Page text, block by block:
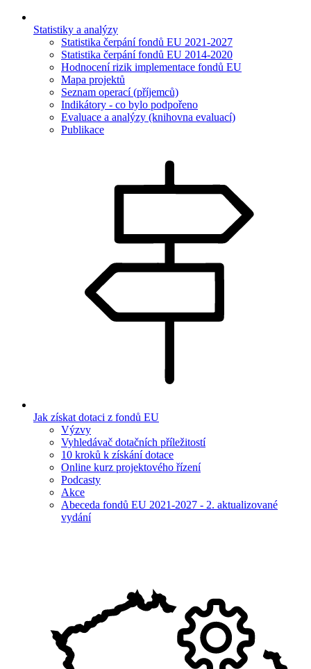
Statistiky a analýzy
Statistika čerpání fondů EU 2021-2027
Statistika čerpání fondů EU 2014-2020
Hodnocení rizik implementace fondů EU
Mapa projektů
Seznam operací (příjemců)
Indikátory - co bylo podpořeno
Evaluace a analýzy (knihovna evaluací)
Publikace
Jak získat dotaci z fondů EU
Výzvy
Vyhledávač dotačních příležitostí
10 kroků k získání dotace
Online kurz projektového řízení
Podcasty
Akce
Abeceda fondů EU 2021-2027 - 2. aktualizované
vydání